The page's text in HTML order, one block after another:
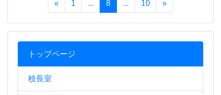
進路指導室
生徒指導室
教育相談室
保健室